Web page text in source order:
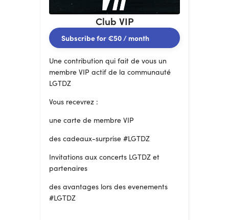
Club VIP
Subscribe for€50/ month
Une contribution qui fait de vous un
membre VIP actif de la communauté
LGTDZ
Vous recevrez :
une carte de membre VIP
des cadeaux-surprise #LGTDZ
Invitations aux concerts LGTDZ et
partenaires
des avantages lors des evenements
#LGTDZ